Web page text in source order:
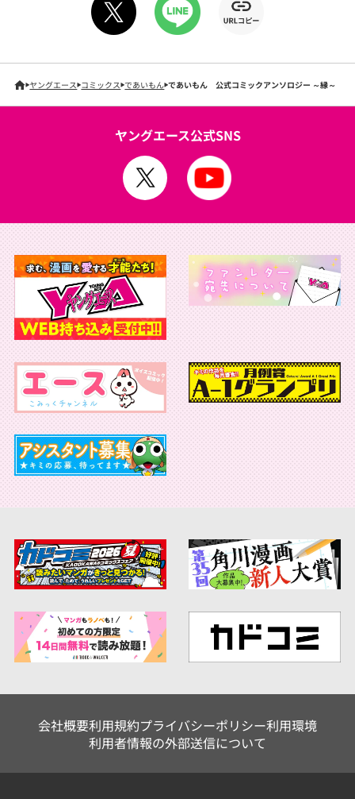
ヤングエース コミックス であいもん であいもん 公式コミックアンソロジー ～縁～
ヤングエース公式SNS
会社概要利用規約プライバシーポリシー利用環境
利用者情報の外部送信について